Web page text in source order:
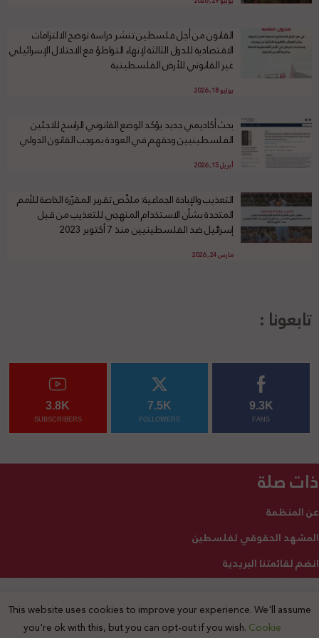
القانون من أجل فلسطين تنشر دراسة توضح الالتزامات
الاقتصادية للدول الثالثة لإنهاء التواطؤ مع الاحتلال الإسرائيلي
غير القانوني للأرض الفلسطينية
يوليو 18, 2026
بحث أكاديمي جديد يؤكد الوضع القانوني الراسخ للاجئين
الفلسطينيين وحقهم في العودة بموجب القانون الدولي
أبريل 15, 2026
التعذيب والإبادة الجماعية: ملخّص تقرير المقرّرة الخاصة للأمم
المتحدة بشأن الاستخدام المنهجي للتعذيب من قبل
إسرائيل ضد الفلسطينيين منذ 7 أكتوبر 2023
مارس 24, 2026
تابعونا :
9.3K
FANS
7.5K
FOLLOWERS
3.8K
SUBSCRIBERS
ذات صلة
عن المنظمة
المشهد الحقوقي لفلسطين
انضم لقائمتنا البريدية
2025 © جميع الحقوق محفوظة
This website uses cookies to improve your experience. We'll assume
you're ok with this, but you can opt-out if you wish. Cookie